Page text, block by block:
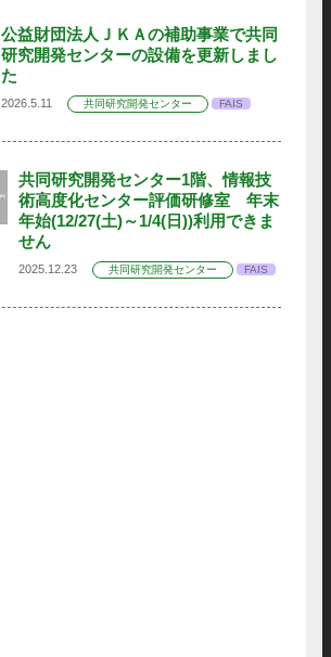
公益財団法人ＪＫＡの補助事業で共同
研究開発センターの設備を更新しまし
た
2026.5.11 共同研究開発センター FAIS
共同研究開発センター1階、情報技
術高度化センター評価研修室 年末
年始(12/27(土)～1/4(日))利用できま
せん
2025.12.23 共同研究開発センター FAIS